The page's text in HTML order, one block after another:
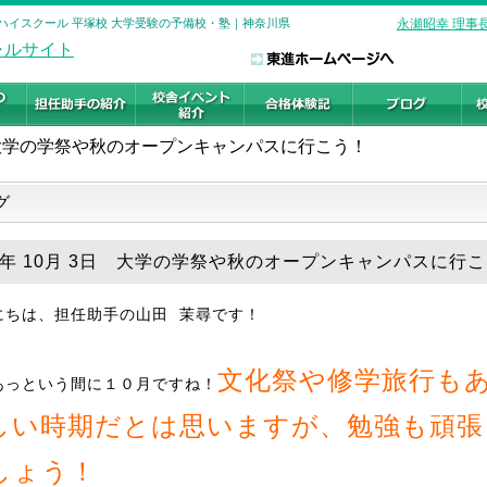
イスクール 平塚校 大学受験の予備校・塾｜神奈川県 永瀬昭幸 理事
の学祭や秋のオープンキャンパスに行こう！
10月 3日 大学の学祭や秋のオープンキャンパスに行
ちは、担任助手の山田 茉尋です！
っという間に１０月ですね！ 文化祭や修学旅行も
い時期だとは思いますが、勉強も頑
ょう！